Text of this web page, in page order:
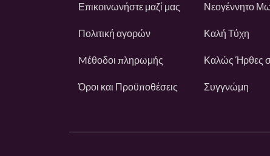
Επικοινωνήστε μαζί μας
Πολιτική αγορών
Mέθοδοι πληρωμής
Όροι και Προϋποθέσεις
Νεογέννητο
Καλή Τύχη
Καλώς Ήρθες
Συγγνώμη